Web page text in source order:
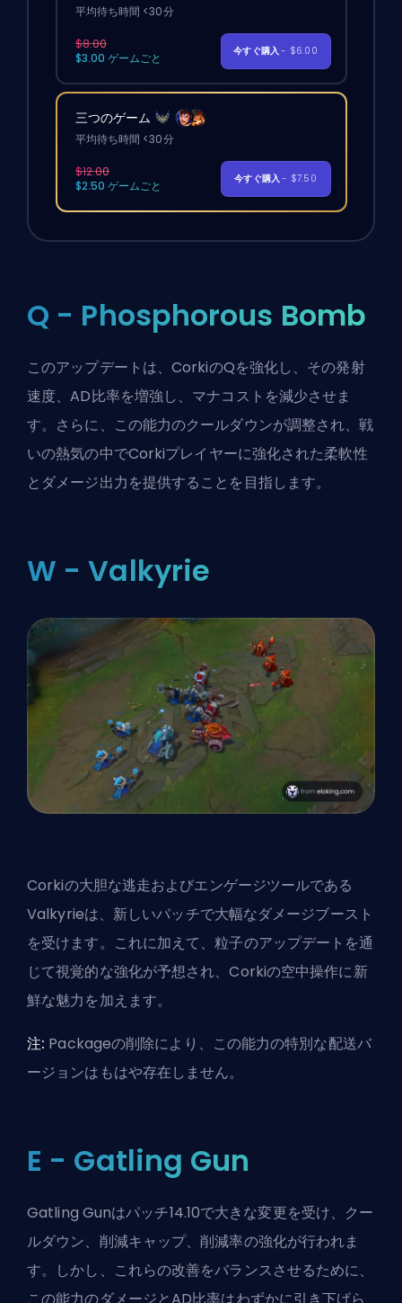
平均待ち時間 <30分
$8.00
$3.00 ゲームごと
今すぐ購入- $6.00
三つのゲーム
平均待ち時間 <30分
$12.00
$2.50 ゲームごと
今すぐ購入- $7.50
Q - Phosphorous Bomb
このアップデートは、CorkiのQを強化し、その発射
速度、AD比率を増強し、マナコストを減少させま
す。さらに、この能力のクールダウンが調整され、戦
いの熱気の中でCorkiプレイヤーに強化された柔軟性
とダメージ出力を提供することを目指します。
W - Valkyrie
Corkiの大胆な逃走およびエンゲージツールである
Valkyrieは、新しいパッチで大幅なダメージブースト
を受けます。これに加えて、粒子のアップデートを通
じて視覚的な強化が予想され、Corkiの空中操作に新
鮮な魅力を加えます。
注: Packageの削除により、この能力の特別な配送バ
ージョンはもはや存在しません。
E - Gatling Gun
Gatling Gunはパッチ14.10で大きな変更を受け、クー
ルダウン、削減キャップ、削減率の強化が行われま
す。しかし、これらの改善をバランスさせるために、